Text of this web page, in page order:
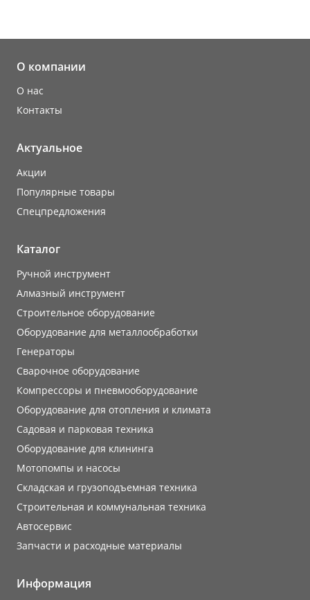
О компании
О нас
Контакты
Актуальное
Акции
Популярные товары
Cпецпредложения
Каталог
Ручной инструмент
Алмазный инструмент
Строительное оборудование
Оборудование для металлообработки
Генераторы
Сварочное оборудование
Компрессоры и пневмооборудование
Оборудование для отопления и климата
Садовая и парковая техника
Оборудование для клининга
Мотопомпы и насосы
Складская и грузоподъемная техника
Строительная и коммунальная техника
Автосервис
Запчасти и расходные материалы
Информация